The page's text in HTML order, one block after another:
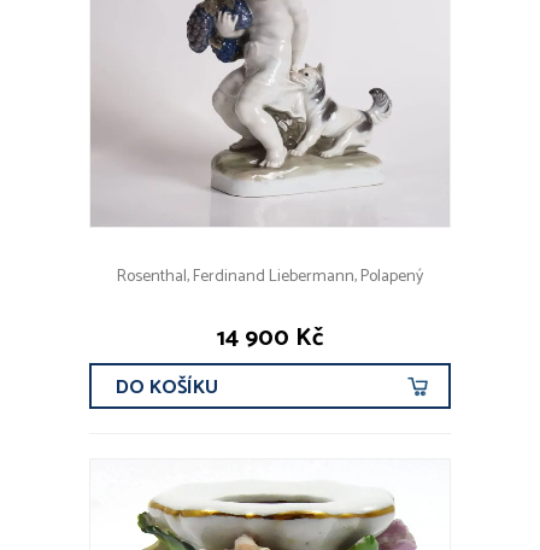
Rosenthal, Ferdinand Liebermann, Polapený
14 900 Kč
DO KOŠÍKU